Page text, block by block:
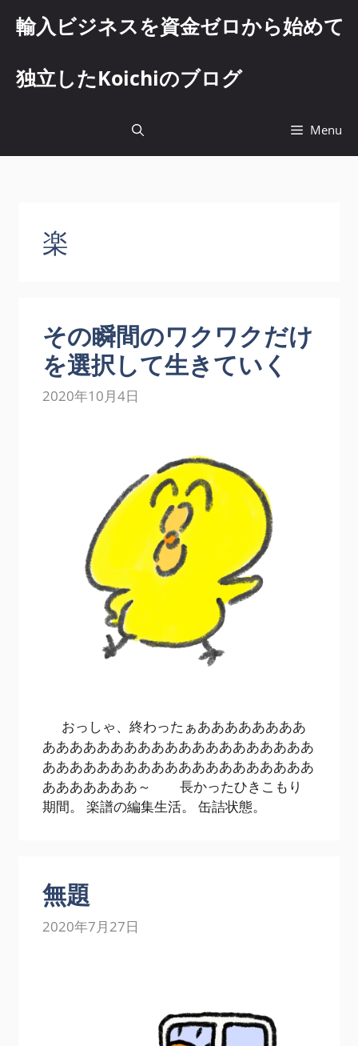
輸入ビジネスを資金ゼロから始めて
独立したKoichiのブログ
Menu
楽
その瞬間のワクワクだけ
を選択して生きていく
2020年10月4日
おっしゃ、終わったぁああああああああ
ああああああああああああああああああああ
ああああああああああああああああああああ
あああああああ～ 長かったひきこもり
期間。 楽譜の編集生活。 缶詰状態。
無題
2020年7月27日